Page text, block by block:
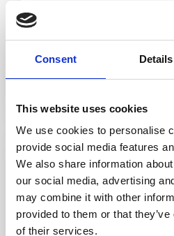
Consent Details
This website uses cookies
We use cookies to personalise
provide social media features
We also share information
our social media, advertising
may combine it with other
provided to them or that
of their services.